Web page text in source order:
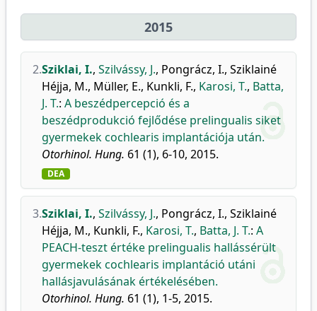
2015
2.Sziklai, I., Szilvássy, J., Pongrácz, I., Sziklainé
Héjja, M., Müller, E., Kunkli, F., Karosi, T., Batta,
J. T.: A beszédpercepció és a
beszédprodukció fejlődése prelingualis siket
gyermekek cochlearis implantációja után.
Otorhinol. Hung. 61 (1), 6-10, 2015.
DEA
3.Sziklai, I., Szilvássy, J., Pongrácz, I., Sziklainé
Héjja, M., Kunkli, F., Karosi, T., Batta, J. T.: A
PEACH-teszt értéke prelingualis hallássérült
gyermekek cochlearis implantáció utáni
hallásjavulásának értékelésében.
Otorhinol. Hung. 61 (1), 1-5, 2015.